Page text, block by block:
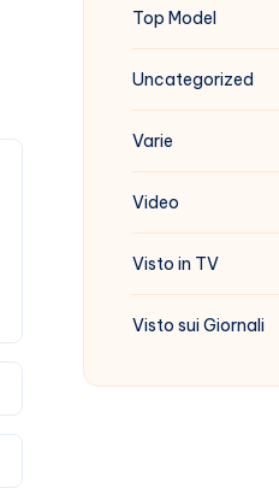
Top Model
Uncategorized
Varie
Video
Visto in TV
Visto sui Giornali